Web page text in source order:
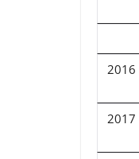
2016
2017